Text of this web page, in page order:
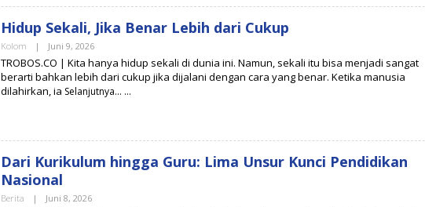
R
D
S
Hidup Sekali, Jika Benar Lebih dari Cukup
Kolom | Juni 9, 2026
E
H
S
Y
TROBOS.CO | Kita hanya hidup sekali di dunia ini. Namun, sekali itu bisa menjadi sangat
berarti bahkan lebih dari cukup jika dijalani dengan cara yang benar. Ketika manusia
dilahirkan, ia Selanjutnya…
Dari Kurikulum hingga Guru: Lima Unsur Kunci Pendidikan
Nasional
Berita | Juni 8, 2026